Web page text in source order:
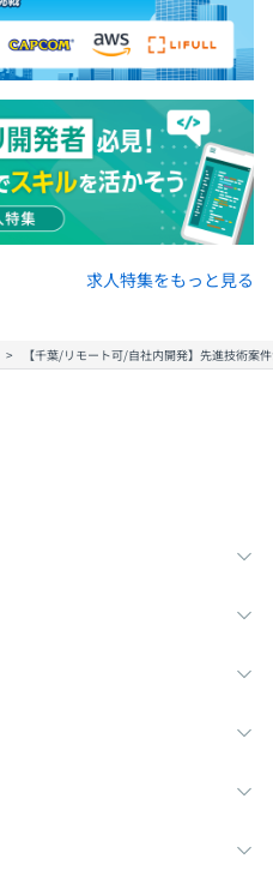
求人特集をもっと見る
【千葉/リモート可/自社内開発】先進技術案